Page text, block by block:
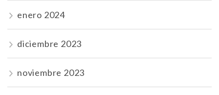
enero 2024
diciembre 2023
noviembre 2023